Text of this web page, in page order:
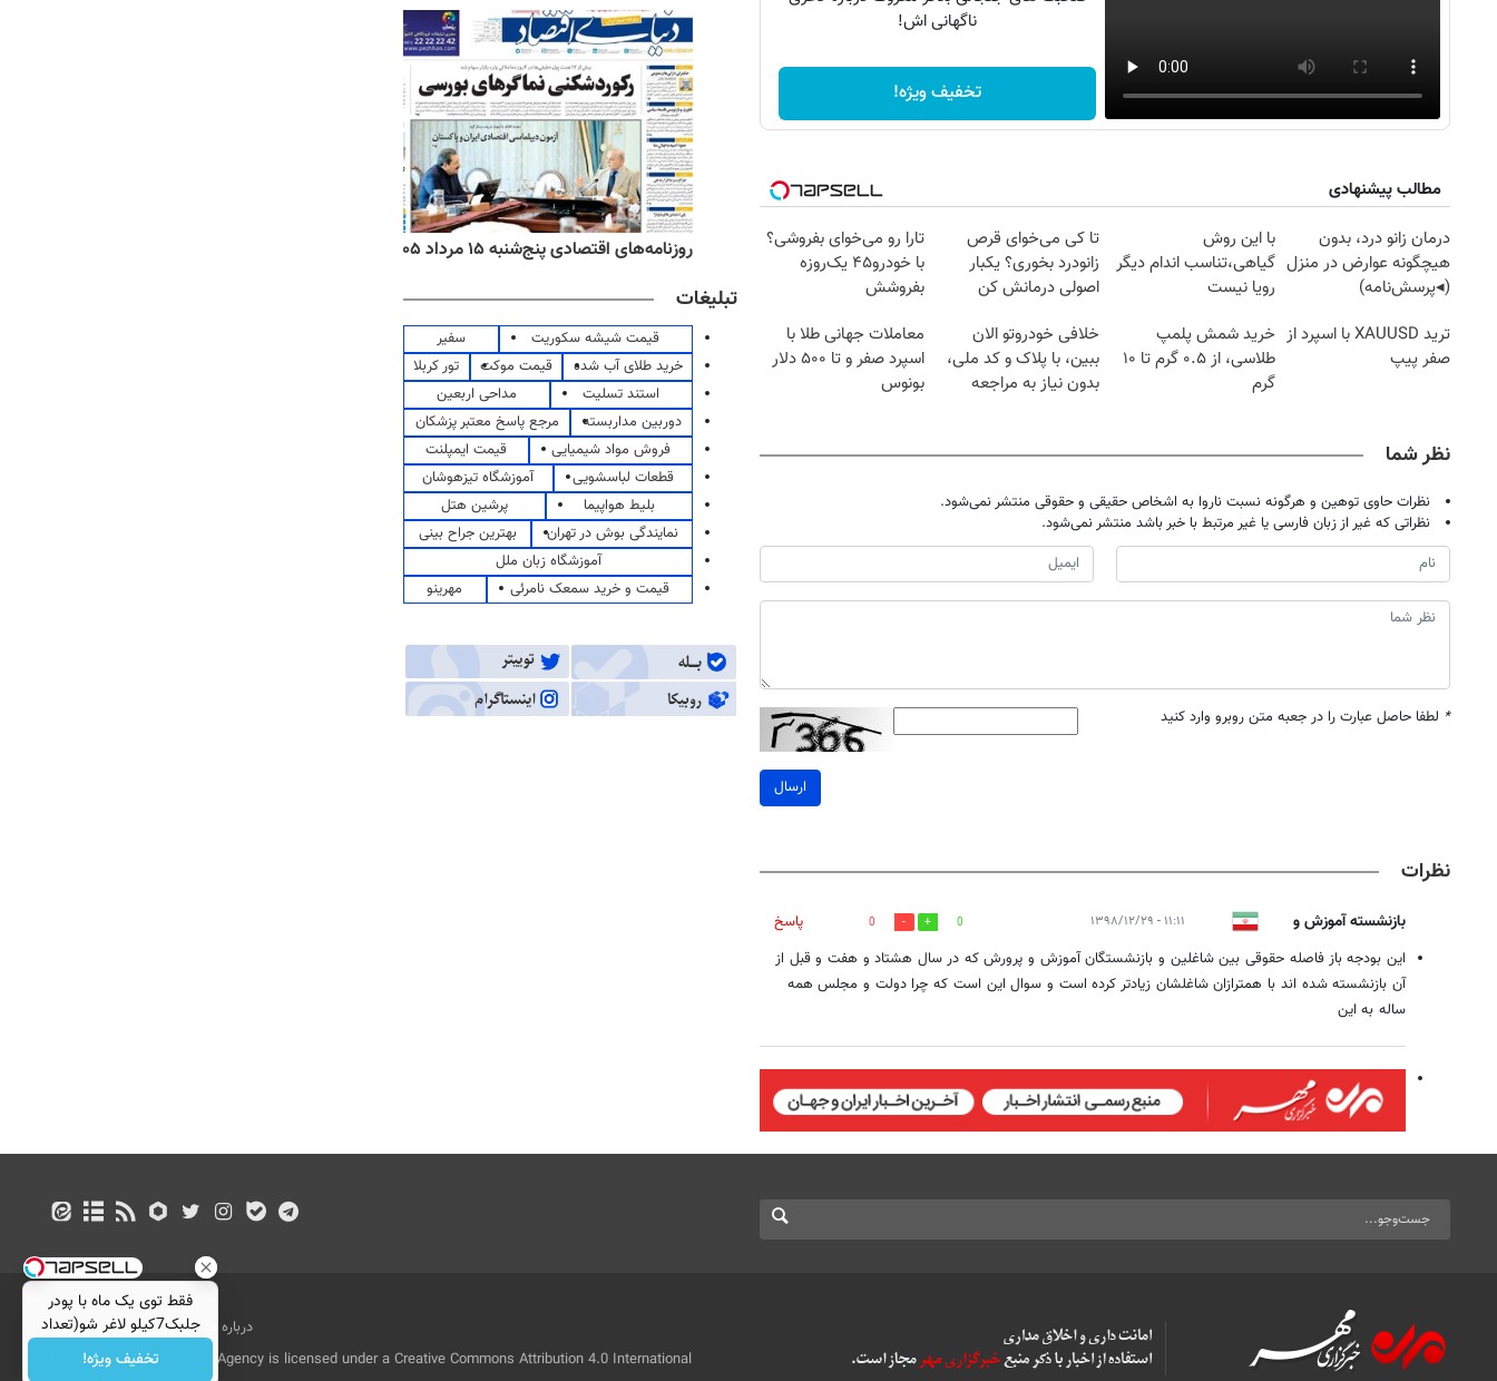
ناگهانی اش!
تخفیف ویژه!
مطالب پیشنهادی
درمان زانو درد، بدون
هیچگونه عوارض در منزل
(◂پرسش‌نامه)
با این روش
گیاهی،تناسب اندام دیگر
رویا نیست
تا کی می‌خوای قرص
زانودرد بخوری؟ یکبار
اصولی درمانش کن
تارا رو می‌خوای بفروشی؟
با خودرو۴۵ یک‌روزه
بفروشش
ترید XAUUSD با اسپرد از
صفر پیپ
خرید شمش پلمپ
طلاسی، از ۰.۵ گرم تا ۱۰
گرم
خلافی خودروتو الان
ببین، با پلاک و کد ملی،
بدون نیاز به مراجعه
معاملات جهانی طلا با
اسپرد صفر و تا ۵۰۰ دلار
بونوس
نظر شما
نظرات حاوی توهین و هرگونه نسبت ناروا به اشخاص حقیقی و حقوقی منتشر نمی‌شود.
نظراتی که غیر از زبان فارسی یا غیر مرتبط با خبر باشد منتشر نمی‌شود.
* لطفا حاصل عبارت را در جعبه متن روبرو وارد کنید
ارسال
نظرات
بازنشسته آموزش و
پرورش
۱۱:۱۱ - ۱۳۹۸/۱۲/۲۹ 0
0
پاسخ
این بودجه باز فاصله حقوقی بین شاغلین و بازنشستگان آموزش و پرورش که در سال هشتاد و هفت و قبل از
آن بازنشسته شده اند با همترازان شاغلشان زیادتر کرده است و سوال این است که چرا دولت و مجلس همه
ساله به این
روزنامه‌های صبح پنج‌شنبه ۱۵ مرداد ۱۴۰۵ روزنامه‌های ورزشی پنج‌شنبه ۱۵ مرداد ۱۴۰۵ روزنامه‌های اقتصادی پنج‌شنبه ۱۵ مرداد ۱۴۰۵
تبلیغات
قیمت شیشه سکوریت
سفیر
خرید طلای آب شده
قیمت موکت
تور کربلا
استند تسلیت
مداحی اربعین
دوربین مداربسته
مرجع پاسخ معتبر پزشکان
فروش مواد شیمیایی
قیمت ایمپلنت
قطعات لباسشویی
آموزشگاه تیزهوشان
بلیط هواپیما
پرشین هتل
نمایندگی بوش در تهران
بهترین جراح بینی
آموزشگاه زبان ملل
قیمت و خرید سمعک نامرئی
مهرینو
درباره ما تماس با ما
بازرگانی
All Content by Mehr News Agency is licensed under a Creative Commons Attribution 4.0 International
فقط توی یک ماه با پودر
جلبک7کیلو لاغر شو(تعداد
محدود)
تخفیف ویژه!